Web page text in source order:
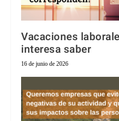
Vacaciones
interesa saber
16 de junio de 2026